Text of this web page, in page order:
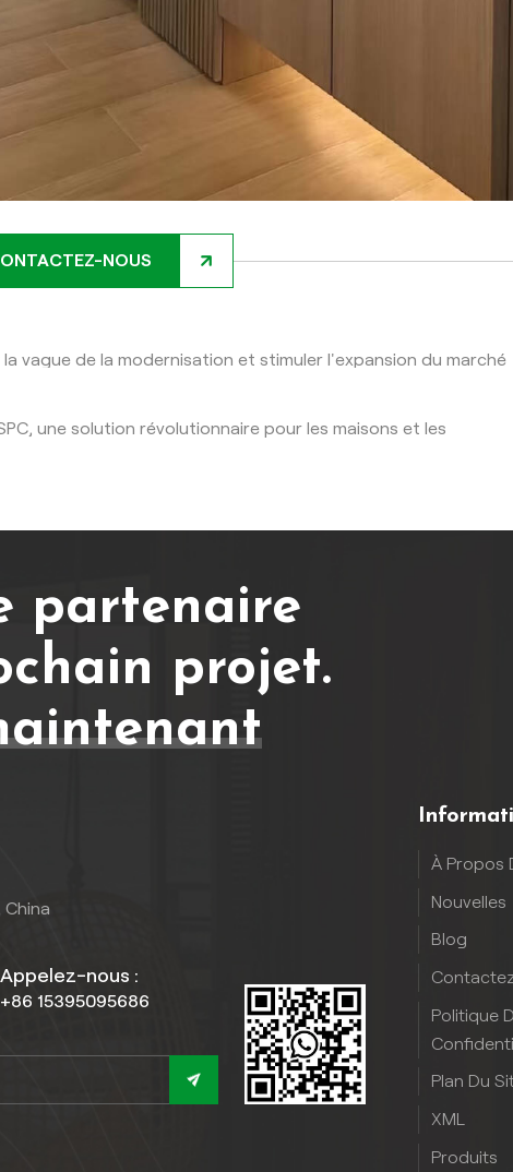
NOUS
la vague de la modernisation et stimuler l'expansion du marché
une solution révolutionnaire pour les maisons et les
partenaire
projet.
China
Appelez-nous :
+86 15395095686
À Propos
Nouvelles
Blog
Politique
Plan Du
XML
Produits